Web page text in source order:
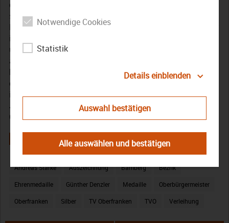
der Bezirkstagspräsident Günther Denzler. Und der hat die
silberne Medaille nun in Bamberg verliehen. Der
Preisträger kommt zwar nicht gebürtig aus Bamberg, aber
in der Domstadt kennt ihn Jeder. Denn zwischen 1990
und 2006 war er bereits im Stadtrat. Seit 2013 ist er
außerdem noch Bezirkstags Vizepräsident. Aber vor allem
kennt man ihn als Oberbürgermeister Bambergs – und
das bereits seit zwei Legislaturperioden. Andreas Starke
ist der erste Preisträger der Ehrenmedaille in Silber dieses
Jahr. Es werden allerdings noch zehn weitere engagierte
Oberfranken ausgezeichnet.
Andreas Starke Auszeichnung Bamberg Bezrik
Ehrenmedaille Günther Denzler Medaille Oberbürgermeister
Oberfranken Silber TV Oberfranken TVO Verleihung
Notwendige Cookies
Statistik
Details einblenden
Auswahl bestätigen
Alle auswählen und bestätigen